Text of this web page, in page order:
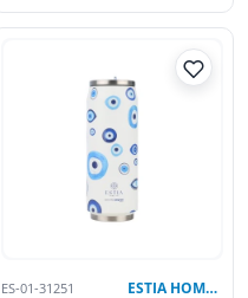
ES-01-31251 ESTIA HOME ART